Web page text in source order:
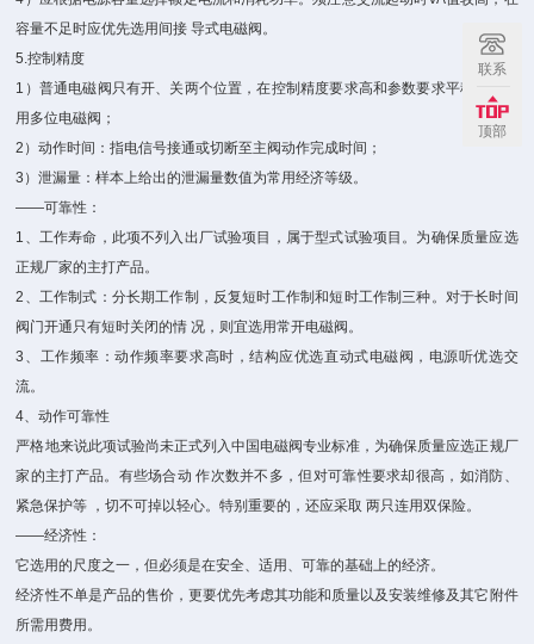
容量不足时应优先选用间接 导式电磁阀。
5.控制精度
1）普通电磁阀只有开、关两个位置，在控制精度要求高和参数要求平稳时需选
用多位电磁阀；
2）动作时间：指电信号接通或切断至主阀动作完成时间；
3）泄漏量：样本上给出的泄漏量数值为常用经济等级。
——可靠性：
1、工作寿命，此项不列入出厂试验项目，属于型式试验项目。为确保质量应选
正规厂家的主打产品。
2、工作制式：分长期工作制，反复短时工作制和短时工作制三种。对于长时间
阀门开通只有短时关闭的情 况，则宜选用常开电磁阀。
3、工作频率：动作频率要求高时，结构应优选直动式电磁阀，电源听优选交
流。
4、动作可靠性
严格地来说此项试验尚未正式列入中国电磁阀专业标准，为确保质量应选正规厂
家的主打产品。有些场合动 作次数并不多，但对可靠性要求却很高，如消防、
紧急保护等 ，切不可掉以轻心。特别重要的，还应采取 两只连用双保险。
——经济性：
它选用的尺度之一，但必须是在安全、适用、可靠的基础上的经济。
经济性不单是产品的售价，更要优先考虑其功能和质量以及安装维修及其它附件
所需用费用。
联系
顶部